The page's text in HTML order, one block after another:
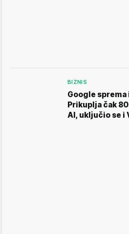
BIZNIS
Google
Prikuplja čak
AI, uključio se i